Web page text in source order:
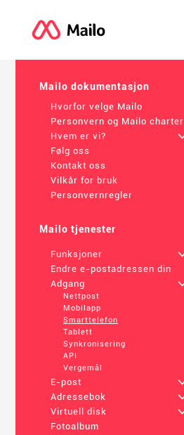
Mailo dokumentasjon
Hvorfor velge Mailo
Personvern og Mailo charter
Hvem er vi?
+
Følg oss
Kontakt oss
Vilkår for bruk
Personvernregler
Mailo tjenester
Funksjoner
+
Endre e-postadressen din
Adgang
+
Nettpost
Mobilapp
Smarttelefon
Tablett
Synkronisering
API
Vergemål
E-post
+
Adressebok
+
Virtuell disk
+
Fotoalbum